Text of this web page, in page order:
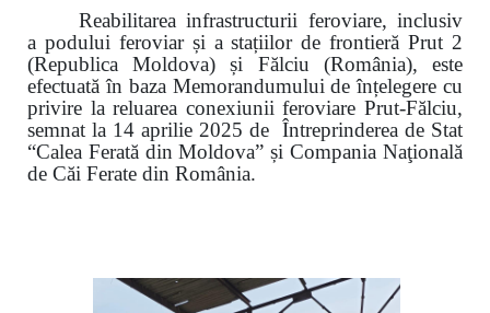
Reabilitarea infrastructurii feroviare, inclusiv
a podului feroviar și a stațiilor de frontieră Prut 2
(Republica Moldova) și Fălciu (România), este
efectuată în baza Memorandumului de înțelegere cu
privire la reluarea conexiunii feroviare Prut-Fălciu,
semnat la 14 aprilie 2025 de Întreprinderea de Stat
“Calea Ferată din Moldova” și Compania Naţională
de Căi Ferate din România.